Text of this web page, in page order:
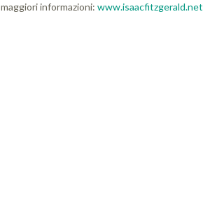
maggiori informazioni: www.isaacfitzgerald.net